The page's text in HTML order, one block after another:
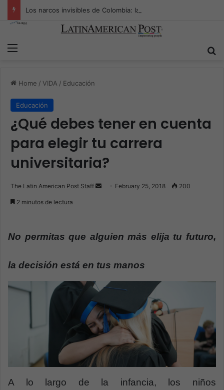
Home / VIDA / Educación
Educación
¿Qué debes tener en cuenta
para elegir tu carrera
universitaria?
The Latin American Post Staff
a
m
February 25, 2018 200
2 minutos de lectura
No permitas que alguien más elija tu futuro,
la decisión está en tus manos
A lo largo de la infancia, los niños